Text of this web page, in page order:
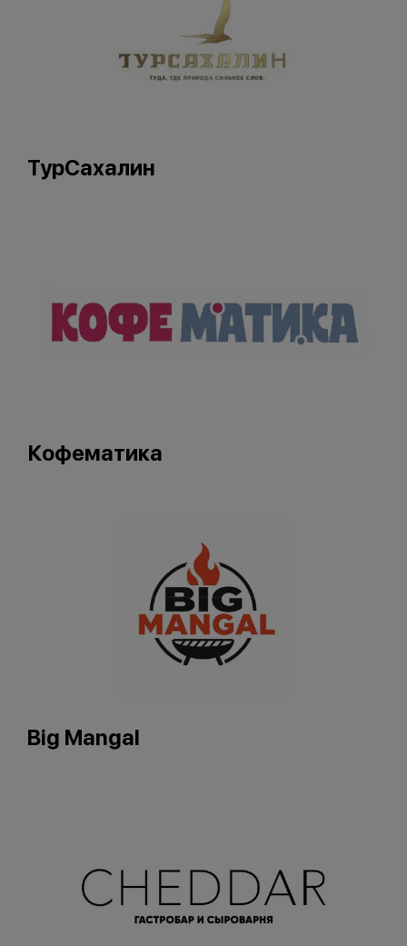
ТурСахалин
Кофематика
Big Mangal